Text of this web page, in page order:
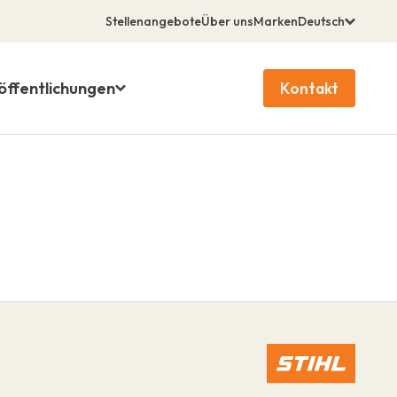
StellenangeboteÜber unsMarkenDeutsch
Kontakt